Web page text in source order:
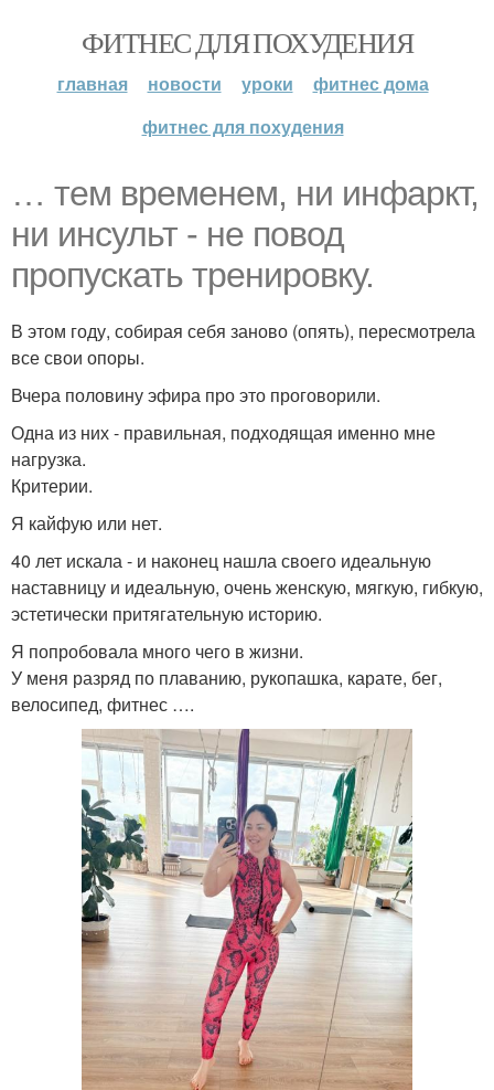
ФИТНЕС ДЛЯ ПОХУДЕНИЯ
главная новости уроки
фитнес дома
фитнес для похудения
… тем временем, ни инфаркт,
ни инсульт - не повод
пропускать тренировку.
В этом году, собирая себя заново (опять), пересмотрела
все свои опоры.
Вчера половину эфира про это проговорили.
Одна из них - правильная, подходящая именно мне
нагрузка.
Критерии.
Я кайфую или нет.
40 лет искала - и наконец нашла своего идеальную
наставницу и идеальную, очень женскую, мягкую, гибкую,
эстетически притягательную историю.
Я попробовала много чего в жизни.
У меня разряд по плаванию, рукопашка, карате, бег,
велосипед, фитнес ….